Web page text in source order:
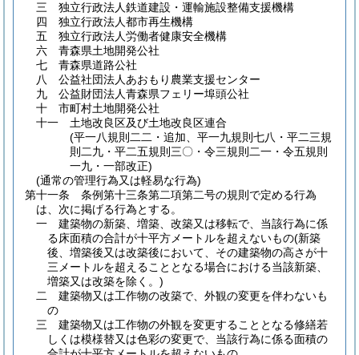
三
独立行政法人鉄道建設・運輸施設整備支援機構
四
独立行政法人都市再生機構
五
独立行政法人労働者健康安全機構
六
青森県土地開発公社
七
青森県道路公社
八
公益社団法人あおもり農業支援センター
九
公益財団法人青森県フェリー埠頭公社
十
市町村土地開発公社
十一
土地改良区及び土地改良区連合
(平一八規則二二・追加、平一九規則七八・平二三規
則二九・平二五規則三〇・令三規則二一・令五規則
一九・一部改正)
(通常の管理行為又は軽易な行為)
第十一条
条例第十三条第二項第二号の規則で定める行為
は、次に掲げる行為とする。
一
建築物の新築、増築、改築又は移転で、当該行為に係
る床面積の合計が十平方メートルを超えないもの(新築
後、増築後又は改築後において、その建築物の高さが十
三メートルを超えることとなる場合における当該新築、
増築又は改築を除く。)
二
建築物又は工作物の改築で、外観の変更を伴わないも
の
三
建築物又は工作物の外観を変更することとなる修繕若
しくは模様替又は色彩の変更で、当該行為に係る面積の